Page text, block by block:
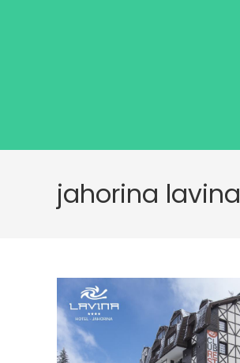
jahorina lavina